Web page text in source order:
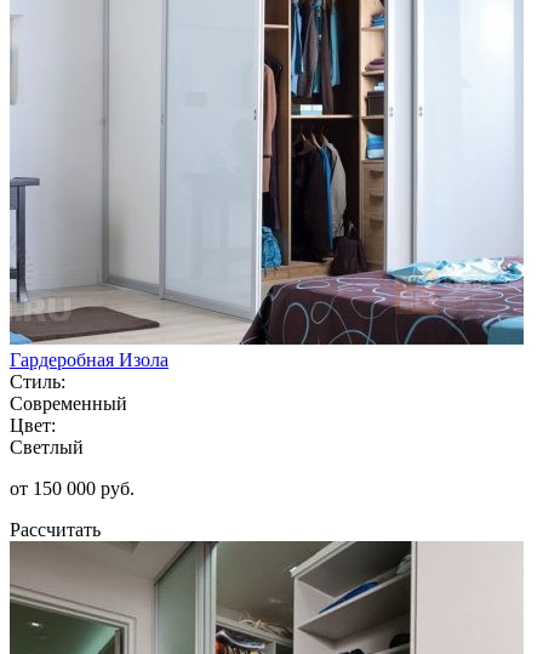
Гардеробная Изола
Стиль:
Современный
Цвет:
Светлый
от 150 000 руб.
Рассчитать